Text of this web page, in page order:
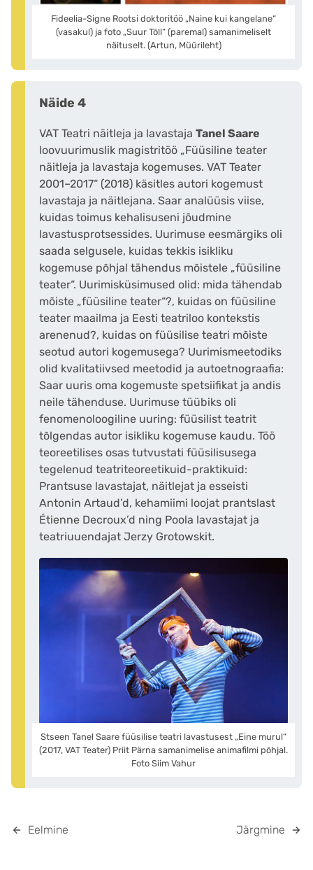
Fideelia-Signe Rootsi doktoritöö „Naine kui kangelane“
(vasakul) ja foto „Suur Tõll“ (paremal) samanimeliselt
näituselt. (Artun, Müürileht)
Näide 4
VAT Teatri näitleja ja lavastaja Tanel Saare
loovuurimuslik magistritöö „Füüsiline teater
näitleja ja lavastaja kogemuses. VAT Teater
2001–2017“ (2018) käsitles autori kogemust
lavastaja ja näitlejana. Saar analüüsis viise,
kuidas toimus kehalisuseni jõudmine
lavastusprotsessides. Uurimuse eesmärgiks oli
saada selgusele, kuidas tekkis isikliku
kogemuse põhjal tähendus mõistele „füüsiline
teater“. Uurimisküsimused olid: mida tähendab
mõiste „füüsiline teater“?, kuidas on füüsiline
teater maailma ja Eesti teatriloo kontekstis
arenenud?, kuidas on füüsilise teatri mõiste
seotud autori kogemusega? Uurimismeetodiks
olid kvalitatiivsed meetodid ja autoetnograafia:
Saar uuris oma kogemuste spetsiifikat ja andis
neile tähenduse. Uurimuse tüübiks oli
fenomenoloogiline uuring: füüsilist teatrit
tõlgendas autor isikliku kogemuse kaudu. Töö
teoreetilises osas tutvustati füüsilisusega
tegelenud teatriteoreetikuid-praktikuid:
Prantsuse lavastajat, näitlejat ja esseisti
Antonin Artaud’d, kehamiimi loojat prantslast
Étienne Decroux’d ning Poola lavastajat ja
teatriuuendajat Jerzy Grotowskit.
Stseen Tanel Saare füüsilise teatri lavastusest „Eine murul“
(2017, VAT Teater) Priit Pärna samanimelise animafilmi põhjal.
Foto Siim Vahur
Eelmine Järgmine